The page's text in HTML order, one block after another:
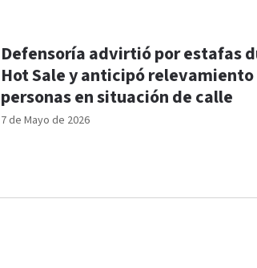
7 de Mayo de 2026
Defensoría advirtió por estafas
Hot Sale y anticipó relevamiento
personas en situación de calle